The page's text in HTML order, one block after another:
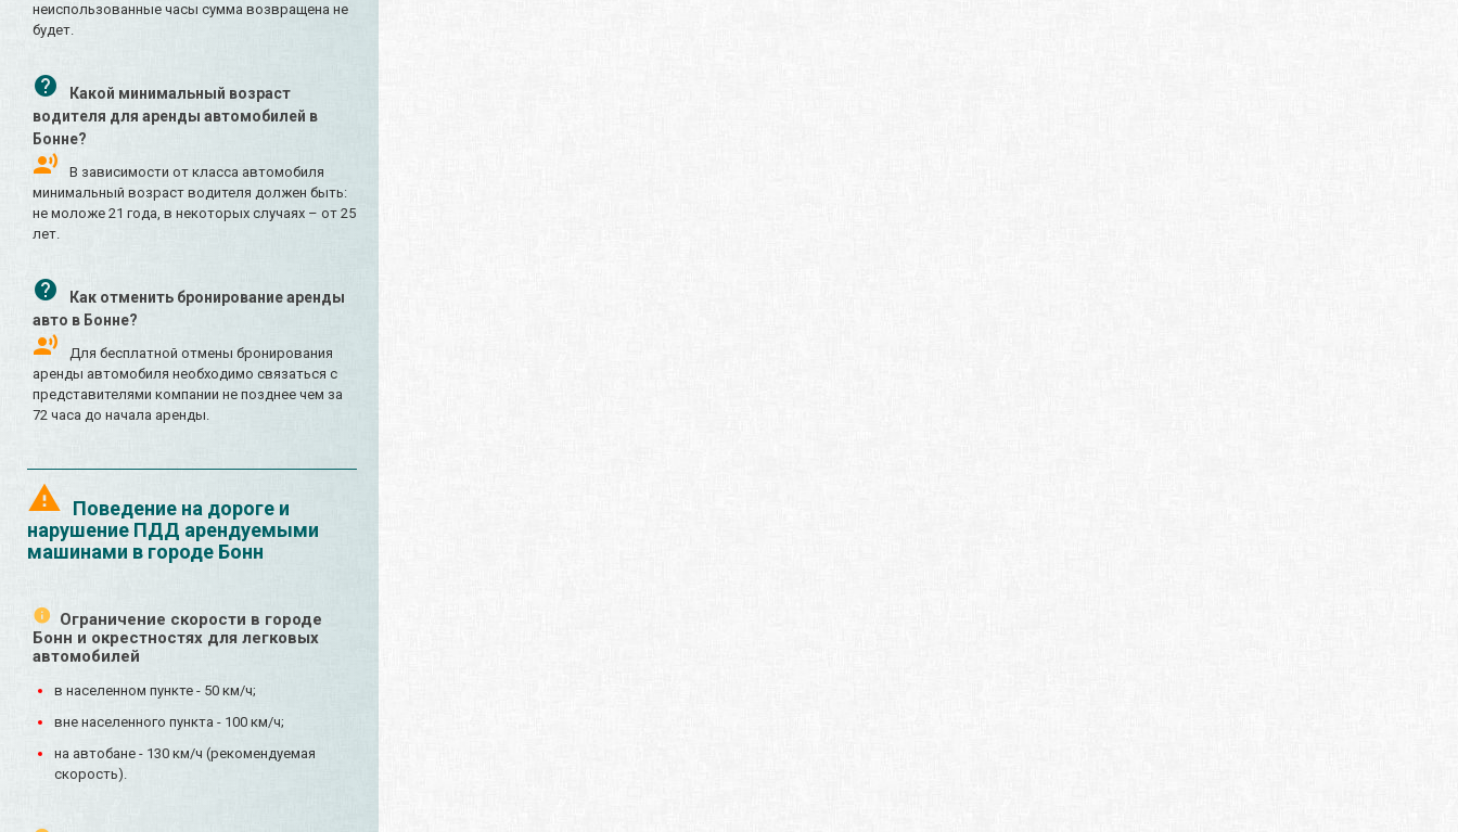
неиспользованные часы сумма возвращена не
будет.
Какой минимальный возраст
водителя для аренды автомобилей в
Бонне?
В зависимости от класса автомобиля
минимальный возраст водителя должен быть:
не моложе 21 года, в некоторых случаях – от 25
лет.
Как отменить бронирование аренды
авто в Бонне?
Для бесплатной отмены бронирования
аренды автомобиля необходимо связаться с
представителями компании не позднее чем за
72 часа до начала аренды.
Поведение на дороге и
нарушение ПДД арендуемыми
машинами в городе Бонн
Ограничение скорости в городе
Бонн и окрестностях для легковых
автомобилей
в населенном пункте - 50 км/ч;
вне населенного пункта - 100 км/ч;
на автобане - 130 км/ч (рекомендуемая
скорость).